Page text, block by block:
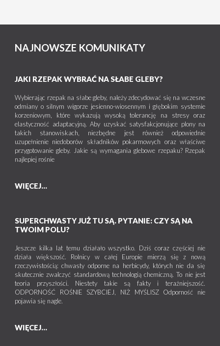
NAJNOWSZE KOMUNIKATY
JAKI RZEPAK WYBRAĆ NA SŁABE GLEBY?
Wybierając rzepak na słabe gleby, należy zdecydować się na wczesne
odmiany o silnym wigorze jesienno-wiosennym i głębokim systemie
korzeniowym, które wykazują wysoką tolerancję na stresy oraz
elastyczność adaptacyjną. Aby uzyskać satysfakcjonujące plony na
takich stanowiskach, niezbędne jest również odpowiednie
uzupełnienie niedoborów składników pokarmowych oraz właściwe
przygotowanie gleby. Jakie są wymagania glebowe rzepaku? Rzepak
najlepiej rośnie
WIĘCEJ...
SUPERCHWASTY JUŻ TU SĄ. PYTANIE: CZY SĄ NA
TWOIM POLU?
Jeszcze kilka lat temu działało wszystko. Dziś coraz częściej nie
działa większość. Rolnicy w całej Europie mierzą się z nową
rzeczywistością: chwasty odporne na herbicydy, których nie da się
skutecznie zwalczyć standardową technologią chemiczną. To nie jest
teoria przyszłości. Niestety takie są fakty i teraźniejszość.
ODPORNOŚĆ ROŚNIE SZYBCIEJ, NIŻ MYŚLISZ Odporność nie
pojawia się nagle.
WIĘCEJ...